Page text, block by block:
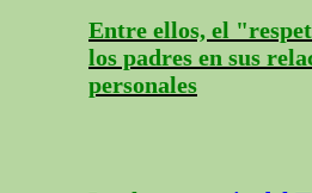
Entre ellos, el
los padres en sus
personales